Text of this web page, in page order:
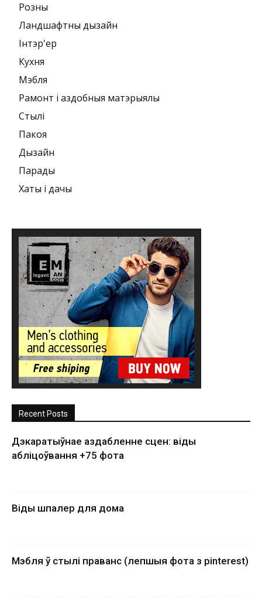
Розны
Ландшафтны дызайн
Інтэр'ер
Кухня
Мэбля
Рамонт і аздобныя матэрыялы
Стылі
Пакоя
Дызайн
Парады
Хаты і дачы
Recent Posts
Дэкаратыўнае аздабленне сцен: віды
абліцоўвання +75 фота
Віды шпалер для дома
Мэбля ў стылі праванс (лепшыя фота з pinterest)